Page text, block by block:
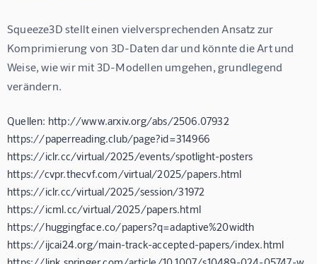
Squeeze3D stellt einen vielversprechenden Ansatz zur
Komprimierung von 3D-Daten dar und könnte die Art und
Weise, wie wir mit 3D-Modellen umgehen, grundlegend
verändern.
Quellen: http://www.arxiv.org/abs/2506.07932
https://paperreading.club/page?id=314966
https://iclr.cc/virtual/2025/events/spotlight-posters
https://cvpr.thecvf.com/virtual/2025/papers.html
https://iclr.cc/virtual/2025/session/31972
https://icml.cc/virtual/2025/papers.html
https://huggingface.co/papers?q=adaptive%20width
https://ijcai24.org/main-track-accepted-papers/index.html